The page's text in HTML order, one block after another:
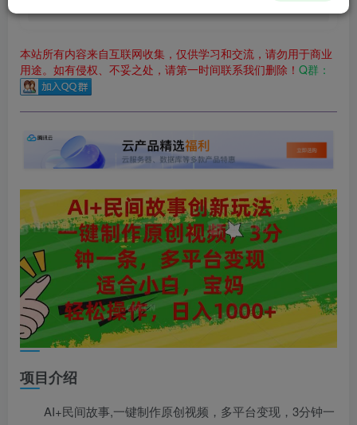
本站所有内容来自互联网收集，仅供学习和交流，请勿用于商业
用途。如有侵权、不妥之处，请第一时间联系我们删除！ Q群：
项目介绍
AI+民间故事,一键制作原创视频，多平台变现，3分钟一